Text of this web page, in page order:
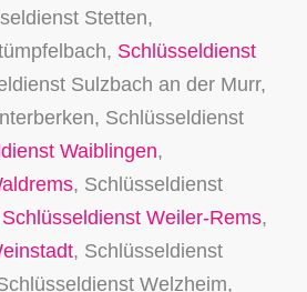
Stetten,
Schlüsseldienst
Sulzbach an der Murr,
Schlüsseldienst
Waiblingen,
, Schlüsseldienst
Schlüsseldienst Weiler-Rems,
, Schlüsseldienst
Welzheim,